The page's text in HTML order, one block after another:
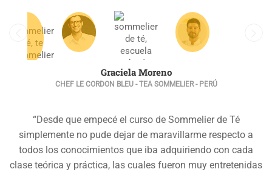
Graciela Moreno
CHEF LE CORDON BLEU - TEA SOMMELIER - PERÚ
“Desde que empecé el curso de Sommelier de Té
simplemente no pude dejar de maravillarme respecto a
todos los conocimientos que iba adquiriendo con cada
clase teórica y práctica, las cuales fueron muy entretenidas